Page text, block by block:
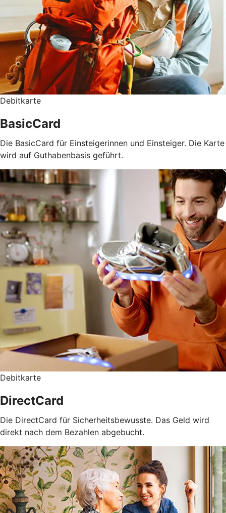
Debitkarte
BasicCard
Die BasicCard für Einsteigerinnen und Einsteiger. Die Karte
wird auf Guthabenbasis geführt.
Debitkarte
DirectCard
Die DirectCard für Sicherheitsbewusste. Das Geld wird
direkt nach dem Bezahlen abgebucht.